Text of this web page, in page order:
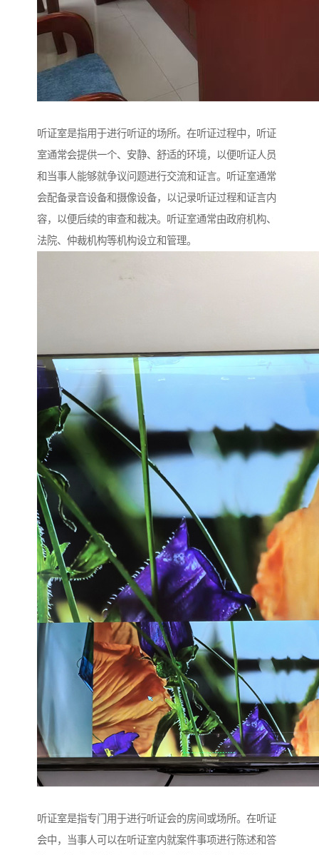
听证室是指用于进行听证的场所。在听证过程中，听证
室通常会提供一个、安静、舒适的环境，以便听证人员
和当事人能够就争议问题进行交流和证言。听证室通常
会配备录音设备和摄像设备，以记录听证过程和证言内
容，以便后续的审查和裁决。听证室通常由政府机构、
法院、仲裁机构等机构设立和管理。
听证室是指专门用于进行听证会的房间或场所。在听证
会中，当事人可以在听证室内就案件事项进行陈述和答